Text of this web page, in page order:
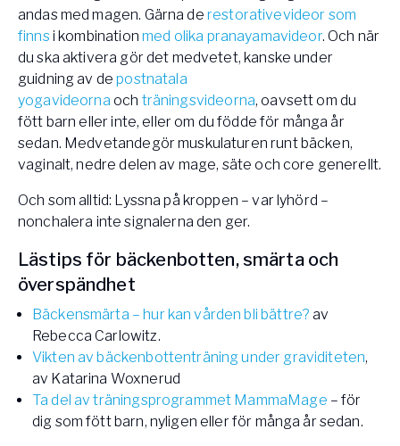
andas med magen. Gärna de restorativevideor som
finnsi kombination med olika pranayamavideor. Och när
du ska aktivera gör det medvetet, kanske under
guidning av depostnatala
yogavideorna och träningsvideorna, oavsett om du
fött barn eller inte, eller om du födde för många år
sedan. Medvetandegör muskulaturen runt bäcken,
vaginalt, nedre delen av mage, säte och core generellt.
Och som alltid: Lyssna på kroppen – var lyhörd –
nonchalera inte signalerna den ger.
Lästips för bäckenbotten, smärta och
överspändhet
Bäckensmärta – hur kan vården bli bättre? av
Rebecca Carlowitz.
Vikten av bäckenbottenträning under graviditeten,
av Katarina Woxnerud
Ta del av träningsprogrammet MammaMage – för
dig som fött barn, nyligen eller för många år sedan.